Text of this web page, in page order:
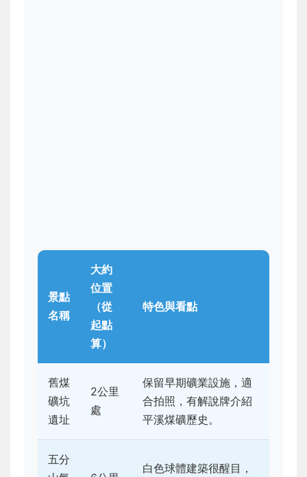
景點
名稱
大約
位置
（從
起點
算）
特色與看點
舊煤
礦坑
遺址
2公里
處
保留早期礦業設施，適
合拍照，有解說牌介紹
平溪煤礦歷史。
五分
白色球體建築很醒目，